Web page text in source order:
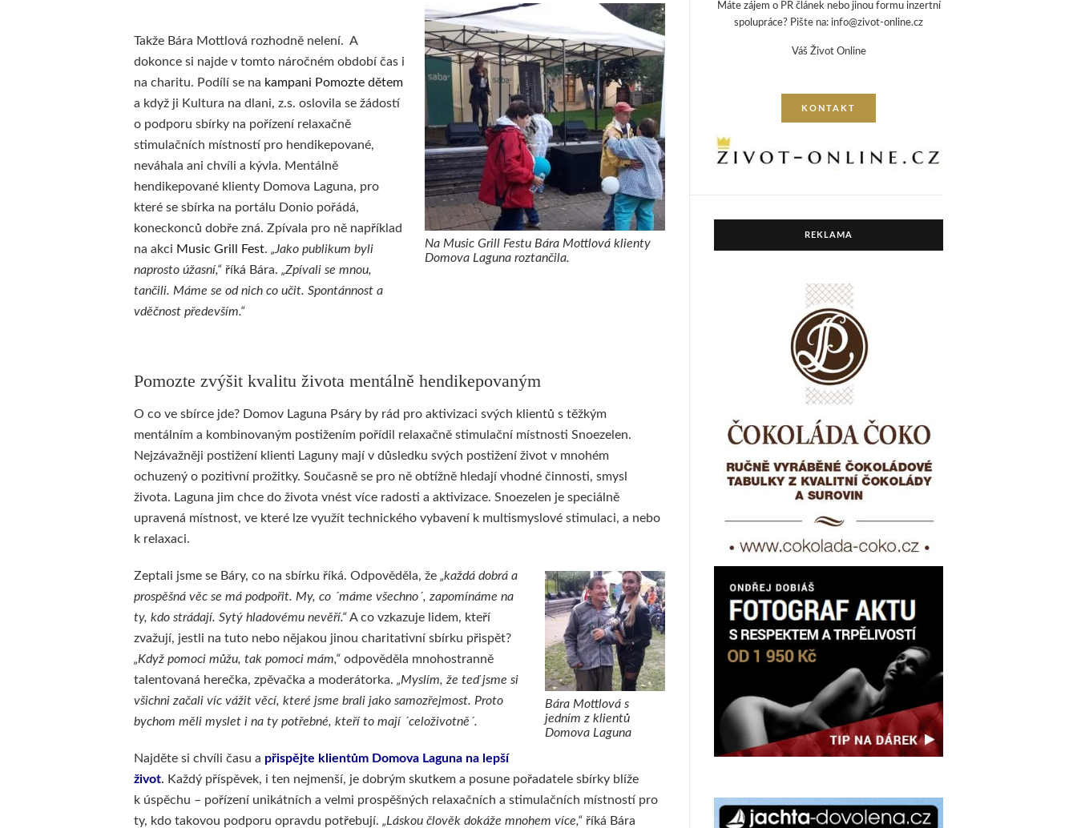
Na Music Grill Festu Bára Mottlová klienty
Domova Laguna roztančila.
Takže Bára Mottlová rozhodně nelení. A
dokonce si najde v tomto náročném období čas i
na charitu. Podílí se na kampani Pomozte dětem
a když ji Kultura na dlani, z.s. oslovila se žádostí
o podporu sbírky na pořízení relaxačně
stimulačních místností pro hendikepované,
neváhala ani chvíli a kývla. Mentálně
hendikepované klienty Domova Laguna, pro
které se sbírka na portálu Donio pořádá,
koneckonců dobře zná. Zpívala pro ně například
na akci Music Grill Fest. „Jako publikum byli
naprosto úžasní,“ říká Bára. „Zpívali se mnou,
tančili. Máme se od nich co učit. Spontánnost a
vděčnost především.“
Pomozte zvýšit kvalitu života mentálně hendikepovaným
O co ve sbírce jde? Domov Laguna Psáry by rád pro aktivizaci svých klientů s těžkým
mentálním a kombinovaným postižením pořídil relaxačně stimulační místnosti Snoezelen.
Nejzávažněji postižení klienti Laguny mají v důsledku svých postižení život v mnohém
ochuzený o pozitivní prožitky. Současně se pro ně obtížně hledají vhodné činnosti, smysl
života. Laguna jim chce do života vnést více radosti a aktivizace. Snoezelen je speciálně
upravená místnost, ve které lze využít technického vybavení k multismyslové stimulaci, a nebo
k relaxaci.
Bára Mottlová s
jedním z klientů
Domova Laguna
Zeptali jsme se Báry, co na sbírku říká. Odpověděla, že „každá dobrá a
prospěšná věc se má podpořit. My, co ´máme všechno´, zapomínáme na
ty, kdo strádají. Sytý hladovému nevěří.“ A co vzkazuje lidem, kteří
zvažují, jestli na tuto nebo nějakou jinou charitativní sbírku přispět?
„Když pomoci můžu, tak pomoci mám,“ odpověděla mnohostranně
talentovaná herečka, zpěvačka a moderátorka. „Myslím, že teď jsme si
všichni začali víc vážit věcí, které jsme brali jako samozřejmost. Proto
bychom měli myslet i na ty potřebné, kteří to mají ´celoživotně´.
Najděte si chvíli času a přispějte klientům Domova Laguna na lepší
život. Každý příspěvek, i ten nejmenší, je dobrým skutkem a posune pořadatele sbírky blíže
k úspěchu – pořízení unikátních a velmi prospěšných relaxačních a stimulačních místností pro
ty, kdo takovou podporu opravdu potřebují. „Láskou člověk dokáže mnohem více,“ říká Bára
Máte zájem o PR článek nebo jinou formu inzertní
spolupráce? Pište na: info@zivot-online.cz
Váš Život Online
KONTAKT
REKLAMA